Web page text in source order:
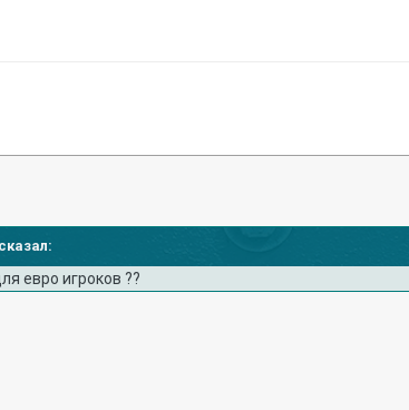
евро игроков ??